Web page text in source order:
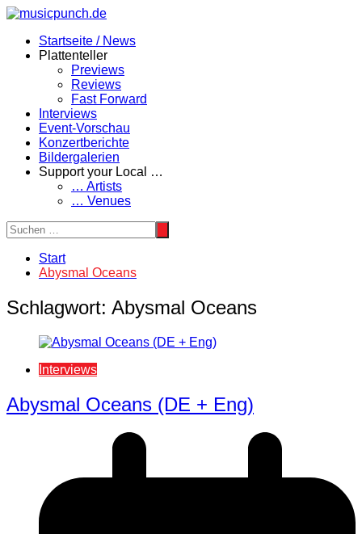
Zum
springenStartseite / News
Plattenteller
Previews
Reviews
Fast Forward
Interviews
Event-Vorschau
Konzertberichte
Bildergalerien
Support your Local …
… Artists
… Venues
Start
Abysmal Oceans
Schlagwort: Abysmal Oceans
Interviews
Abysmal Oceans (DE + Eng)